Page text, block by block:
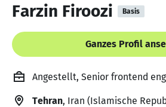
Farzin Firoozi Basis
Ganzes Profil
Angestellt, Senior frontend
Tehran, Iran (Islamische